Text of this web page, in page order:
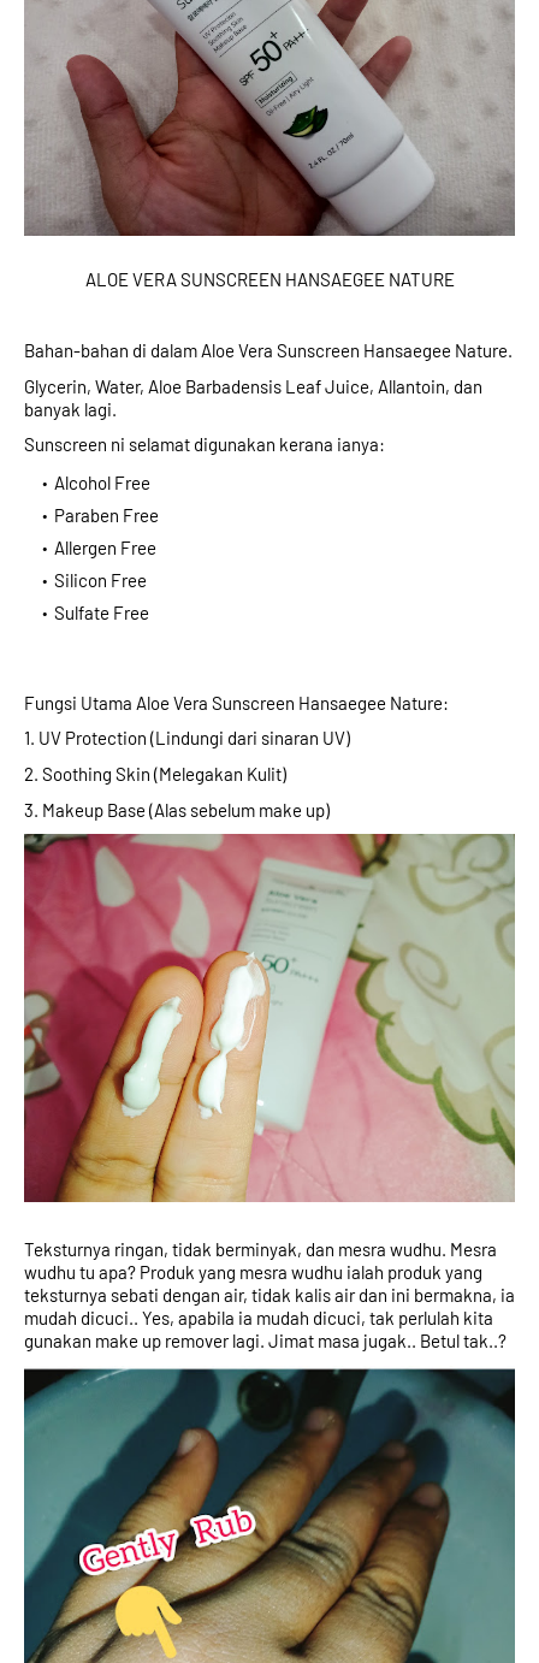
ALOE VERA SUNSCREEN HANSAEGEE NATURE
Bahan-bahan di dalam Aloe Vera Sunscreen Hansaegee Nature.
Glycerin, Water, Aloe Barbadensis Leaf Juice, Allantoin, dan
banyak lagi.
Sunscreen ni selamat digunakan kerana ianya:
Alcohol Free
Paraben Free
Allergen Free
Silicon Free
Sulfate Free
Fungsi Utama Aloe Vera Sunscreen Hansaegee Nature:
1. UV Protection (Lindungi dari sinaran UV)
2. Soothing Skin (Melegakan Kulit)
3. Makeup Base (Alas sebelum make up)
Teksturnya ringan, tidak berminyak, dan mesra wudhu. Mesra
wudhu tu apa? Produk yang mesra wudhu ialah produk yang
teksturnya sebati dengan air, tidak kalis air dan ini bermakna, ia
mudah dicuci.. Yes, apabila ia mudah dicuci, tak perlulah kita
gunakan make up remover lagi. Jimat masa jugak.. Betul tak..?